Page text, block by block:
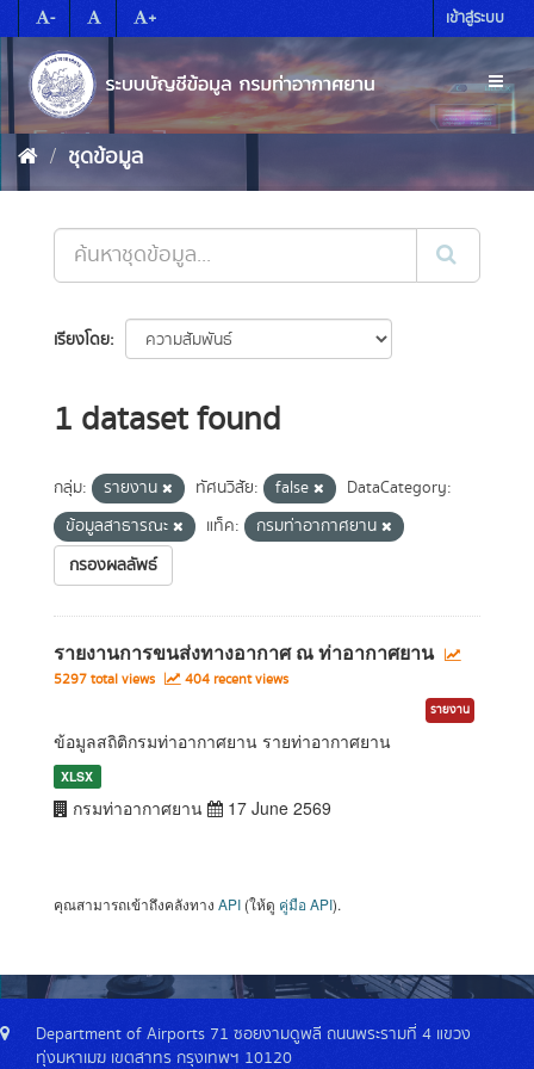
to
content
- + เข้าสู่ระบบ
ชุดข้อมูล
เรียงโดย
1 dataset found
กลุ่ม: รายงาน ทัศนวิสัย: false
DataCategory:
ข้อมูลสาธารณะ
แท็ค:
กรมท่าอากาศยาน
กรองผลลัพธ์
รายงานการขนส่งทางอากาศ ณ ท่าอากาศยาน
5297 total views 404 recent views
รายงาน
ข้อมูลสถิติกรมท่าอากาศยาน รายท่าอากาศยาน
XLSX
กรมท่าอากาศยาน 17 June 2569
คุณสามารถเข้าถึงคลังทาง API (ให้ดู คู่มือ API).
Department of Airports 71 ซอยงามดูพลี ถนนพระรามที่ 4 แขวง
ทุ่งมหาเมฆ เขตสาทร กรุงเทพฯ 10120